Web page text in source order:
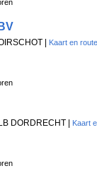
| Kaart en route
DORDRECHT | Kaart